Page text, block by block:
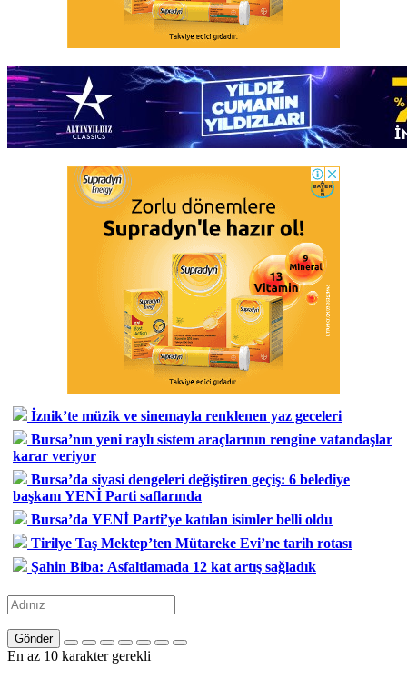
İznik’te müzik ve sinemayla renklenen yaz geceleri
Bursa’nın yeni raylı sistem araçlarının rengine vatandaşlar
karar veriyor
Bursa’da siyasi dengeleri değiştiren geçiş: 6 belediye
başkanı YENİ Parti saflarında
Bursa’da YENİ Parti’ye katılan isimler belli oldu
Tirilye Taş Mektep’ten Mütareke Evi’ne tarih rotası
Şahin Biba: Asfaltlamada 12 kat artış sağladık
Gönder
En az 10 karakter gerekli